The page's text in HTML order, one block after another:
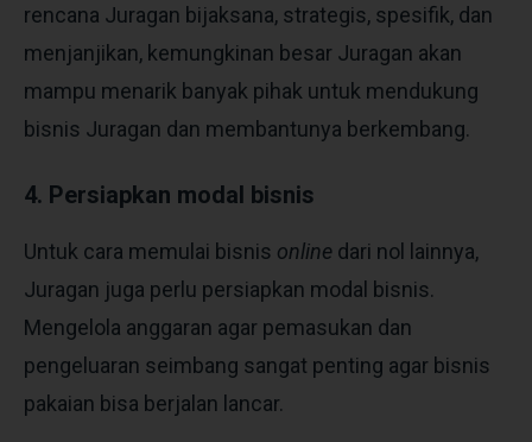
rencana Juragan bijaksana, strategis, spesifik, dan
menjanjikan, kemungkinan besar Juragan akan
mampu menarik banyak pihak untuk mendukung
bisnis Juragan dan membantunya berkembang.
4. Persiapkan modal bisnis
Untuk cara memulai bisnis online dari nol lainnya,
Juragan juga perlu persiapkan modal bisnis.
Mengelola anggaran agar pemasukan dan
pengeluaran seimbang sangat penting agar bisnis
pakaian bisa berjalan lancar.